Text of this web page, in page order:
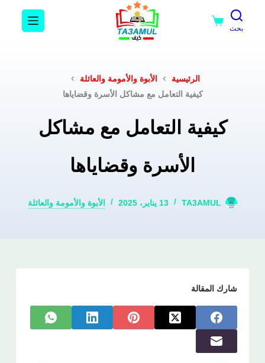
بحث
الرئيسية
الأبوة والأمومة والعائلة
كيفية التعامل مع مشاكل الأسرة وقضاياها
كيفية التعامل مع مشاكل
الأسرة وقضاياها
TA3AMUL 13 يناير، 2025 الأبوة والأمومة والعائلة
شارك المقالة